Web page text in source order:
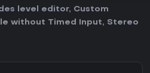
level editor, Custom
without Timed Input, Stereo